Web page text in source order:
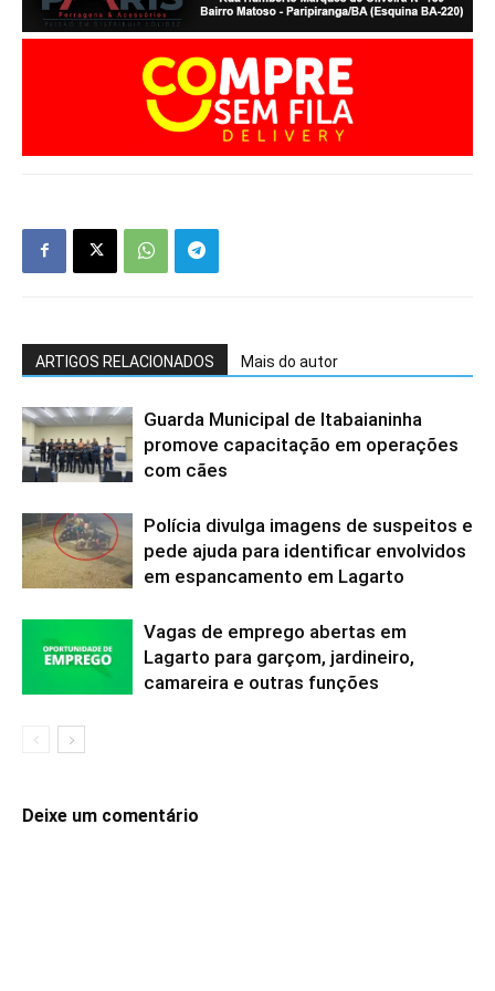
ARTIGOS RELACIONADOS Mais do autor
Guarda Municipal de Itabaianinha
promove capacitação em operações
com cães
Polícia divulga imagens de suspeitos e
pede ajuda para identificar envolvidos
em espancamento em Lagarto
Vagas de emprego abertas em
Lagarto para garçom, jardineiro,
camareira e outras funções
Deixe um comentário